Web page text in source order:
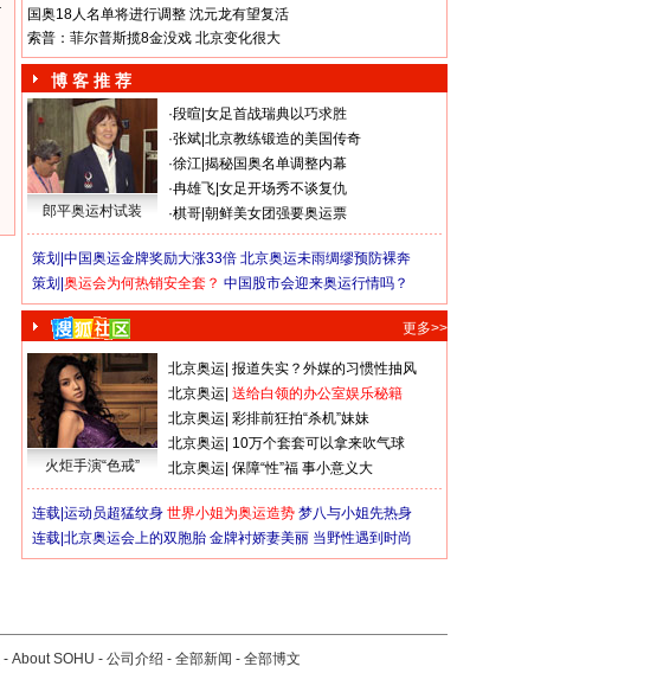
国奥18人名单将进行调整 沈元龙有望复活
索普：菲尔普斯揽8金没戏 北京变化很大
博 客 推 荐
郎平奥运村试装
·段暄 女足首战瑞典以巧求胜
·张斌 北京教练锻造的美国传奇
·徐江 揭秘国奥名单调整内幕
·冉雄飞 女足开场秀不谈复仇
·棋哥 朝鲜美女团强要奥运票
策划| 中国奥运金牌奖励大涨33倍 北京奥运未雨绸缪预防裸奔
策划| 奥运会为何热销安全套？ 中国股市会迎来奥运行情吗？
更多>>
火炬手演“色戒”
北京奥运 报道失实？外媒的习惯性抽风
北京奥运 送给白领的办公室娱乐秘籍
北京奥运 彩排前狂拍“杀机”妹妹
北京奥运 10万个套套可以拿来吹气球
北京奥运 保障“性”福 事小意义大
连载| 运动员超猛纹身 世界小姐为奥运造势 梦八与小姐先热身
连载| 北京奥运会上的双胞胎 金牌衬娇妻美丽 当野性遇到时尚
- About SOHU - 公司介绍 - 全部新闻 - 全部博文